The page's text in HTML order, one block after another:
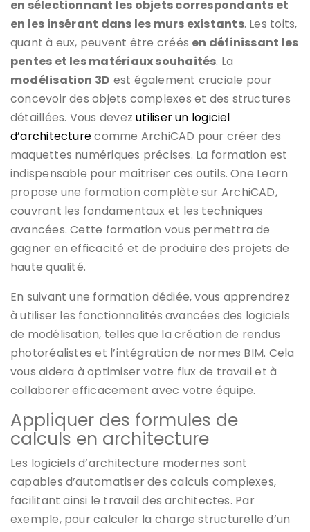
en sélectionnant les objets correspondants et
en les insérant dans les murs existants. Les toits,
quant à eux, peuvent être créés en définissant les
pentes et les matériaux souhaités. La
modélisation 3D est également cruciale pour
concevoir des objets complexes et des structures
détaillées. Vous devezutiliser un logiciel
d’architecturecomme ArchiCAD pour créer des
maquettes numériques précises. La formation est
indispensable pour maîtriser ces outils. One Learn
propose une formation complète sur ArchiCAD,
couvrant les fondamentaux et les techniques
avancées. Cette formation vous permettra de
gagner en efficacité et de produire des projets de
haute qualité.
En suivant une formation dédiée, vous apprendrez
à utiliser les fonctionnalités avancées des logiciels
de modélisation, telles que la création de rendus
photoréalistes et l’intégration de normes BIM. Cela
vous aidera à optimiser votre flux de travail et à
collaborer efficacement avec votre équipe.
Appliquer des formules de
calculs en architecture
Les logiciels d’architecture modernes sont
capables d’automatiser des calculs complexes,
facilitant ainsi le travail des architectes. Par
exemple, pour calculer la charge structurelle d’un